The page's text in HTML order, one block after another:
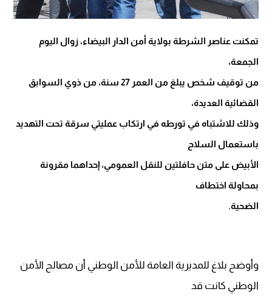
تمكنت عناصر الشرطة بولاية أمن الدار البيضاء، زوال اليوم
الجمعة،
من توقيف شخص يبلغ من العمر 27 سنة، من ذوي السوابق
القضائية العديدة،
وذلك للاشتباه في تورطه في ارتكاب عمليتي سرقة تحت التهديد
باستعمال السلاح
الأبيض على متن حافلتين للنقل العمومي، إحداهما مقرونة
بمحاولة اختطاف
الضحية.
وأوضح بلاغ للمديرية العامة للأمن الوطني أن مصالح الأمن
الوطني كانت قد